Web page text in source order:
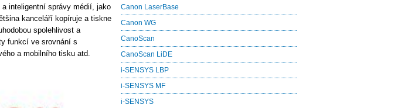
inteligentní správy médií, jako
kanceláří kopíruje a tiskne
spolehlivost a
funkcí ve srovnání s
a mobilního tisku atd.
Canon LaserBase
Canon WG
CanoScan
CanoScan LiDE
i-SENSYS LBP
i-SENSYS MF
i‑SENSYS